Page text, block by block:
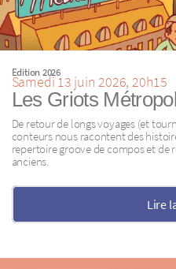
Edition 2026
Samedi 13 juin 2026, 20h15
Les Griots
De retour de longs voyages (et
conteurs nous racontent des
repertoire groove de compos et de
anciens.
Lire